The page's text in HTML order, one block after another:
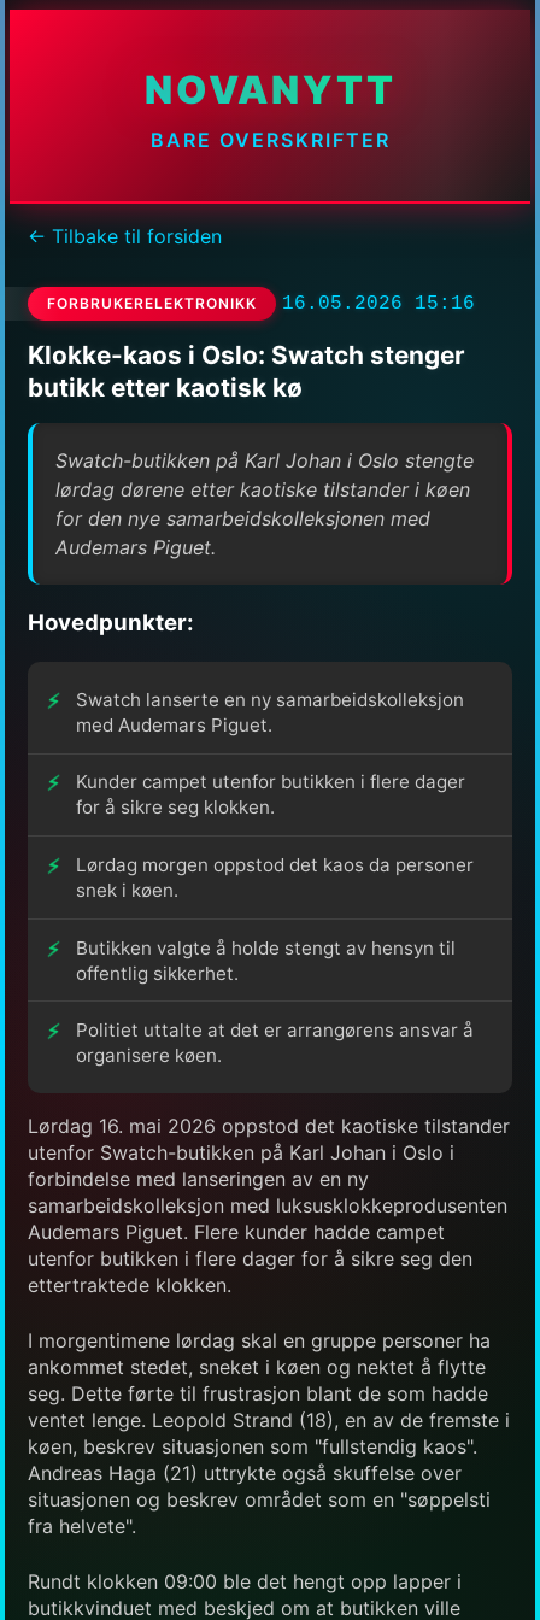
NOVANYTT
BARE OVERSKRIFTER
← Tilbake til forsiden
FORBRUKERELEKTRONIKK 16.05.2026 15:16
Klokke-kaos i Oslo: Swatch stenger
butikk etter kaotisk kø
Swatch-butikken på Karl Johan i Oslo stengte
lørdag dørene etter kaotiske tilstander i køen
for den nye samarbeidskolleksjonen med
Audemars Piguet.
Hovedpunkter:
Swatch lanserte en ny samarbeidskolleksjon
med Audemars Piguet.
Kunder campet utenfor butikken i flere dager
for å sikre seg klokken.
Lørdag morgen oppstod det kaos da personer
snek i køen.
Butikken valgte å holde stengt av hensyn til
offentlig sikkerhet.
Politiet uttalte at det er arrangørens ansvar å
organisere køen.
Lørdag 16. mai 2026 oppstod det kaotiske tilstander
utenfor Swatch-butikken på Karl Johan i Oslo i
forbindelse med lanseringen av en ny
samarbeidskolleksjon med luksusklokkeprodusenten
Audemars Piguet. Flere kunder hadde campet
utenfor butikken i flere dager for å sikre seg den
ettertraktede klokken.
I morgentimene lørdag skal en gruppe personer ha
ankommet stedet, sneket i køen og nektet å flytte
seg. Dette førte til frustrasjon blant de som hadde
ventet lenge. Leopold Strand (18), en av de fremste i
køen, beskrev situasjonen som "fullstendig kaos".
Andreas Haga (21) uttrykte også skuffelse over
situasjonen og beskrev området som en "søppelsti
fra helvete".
Rundt klokken 09:00 ble det hengt opp lapper i
butikkvinduet med beskjed om at butikken ville